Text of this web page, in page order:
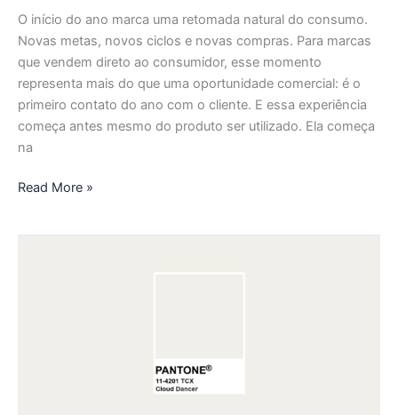
O início do ano marca uma retomada natural do consumo.
Novas metas, novos ciclos e novas compras. Para marcas
que vendem direto ao consumidor, esse momento
representa mais do que uma oportunidade comercial: é o
primeiro contato do ano com o cliente. E essa experiência
começa antes mesmo do produto ser utilizado. Ela começa
na
Read More »